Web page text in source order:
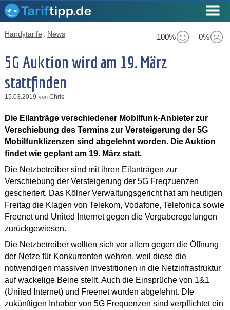
100% 0%
Handytarife : News
5G Auktion wird am 19. März
stattfinden
15.03.2019 von Chris
Die Eilanträge verschiedener Mobilfunk-Anbieter zur
Verschiebung des Termins zur Versteigerung der 5G
Mobilfunklizenzen sind abgelehnt worden. Die Auktion
findet wie geplant am 19. März statt.
Die Netzbetreiber sind mit ihren Eilanträgen zur
Verschiebung der Versteigerung der 5G Freqzuenzen
gescheitert. Das Kölner Verwaltungsgericht hat am heutigen
Freitag die Klagen von Telekom, Vodafone, Telefonica sowie
Freenet und United Internet gegen die Vergaberegelungen
zurückgewiesen.
Die Netzbetreiber wollten sich vor allem gegen die Öffnung
der Netze für Konkurrenten wehren, weil diese die
notwendigen massiven Investitionen in die Netzinfrastruktur
auf wackelige Beine stellt. Auch die Einsprüche von 1&1
(United Internet) und Freenet wurden abgelehnt. DIe
zukünftigen Inhaber von 5G Frequenzen sind verpflichtet ein